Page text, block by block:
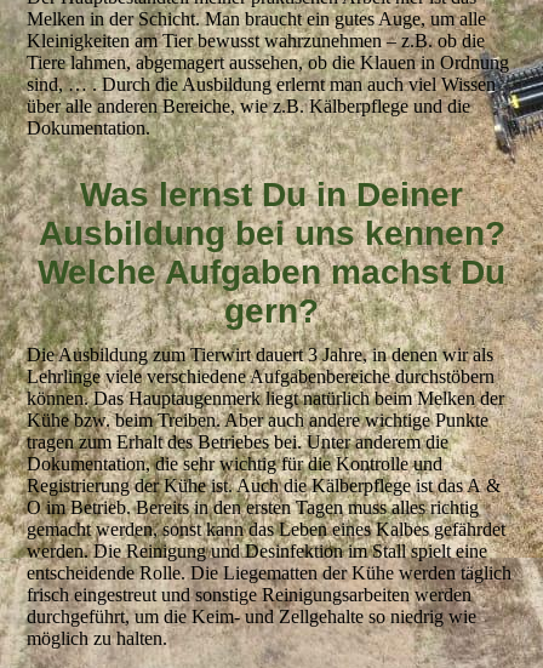
Melken in der Schicht. Man braucht ein gutes Auge, um alle
Kleinigkeiten am Tier bewusst wahrzunehmen – z.B. ob die
Tiere lahmen, abgemagert aussehen, ob die Klauen in Ordnung
sind, … . Durch die Ausbildung erlernt man auch viel Wissen
über alle anderen Bereiche, wie z.B. Kälberpflege und die
Dokumentation.
Was lernst Du in Deiner
Ausbildung bei uns kennen?
Welche Aufgaben machst Du
gern?
Die Ausbildung zum Tierwirt dauert 3 Jahre, in denen wir als
Lehrlinge viele verschiedene Aufgabenbereiche durchstöbern
können. Das Hauptaugenmerk liegt natürlich beim Melken der
Kühe bzw. beim Treiben. Aber auch andere wichtige Punkte
tragen zum Erhalt des Betriebes bei. Unter anderem die
Dokumentation, die sehr wichtig für die Kontrolle und
Registrierung der Kühe ist. Auch die Kälberpflege ist das A &
O im Betrieb. Bereits in den ersten Tagen muss alles richtig
gemacht werden, sonst kann das Leben eines Kalbes gefährdet
werden. Die Reinigung und Desinfektion im Stall spielt eine
entscheidende Rolle. Die Liegematten der Kühe werden täglich
frisch eingestreut und sonstige Reinigungsarbeiten werden
durchgeführt, um die Keim- und Zellgehalte so niedrig wie
möglich zu halten.